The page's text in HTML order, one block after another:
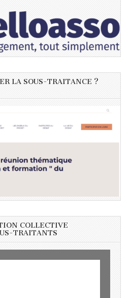
LA SOUS-TRAITANCE ?
COLLECTIVE
TRAITANTS